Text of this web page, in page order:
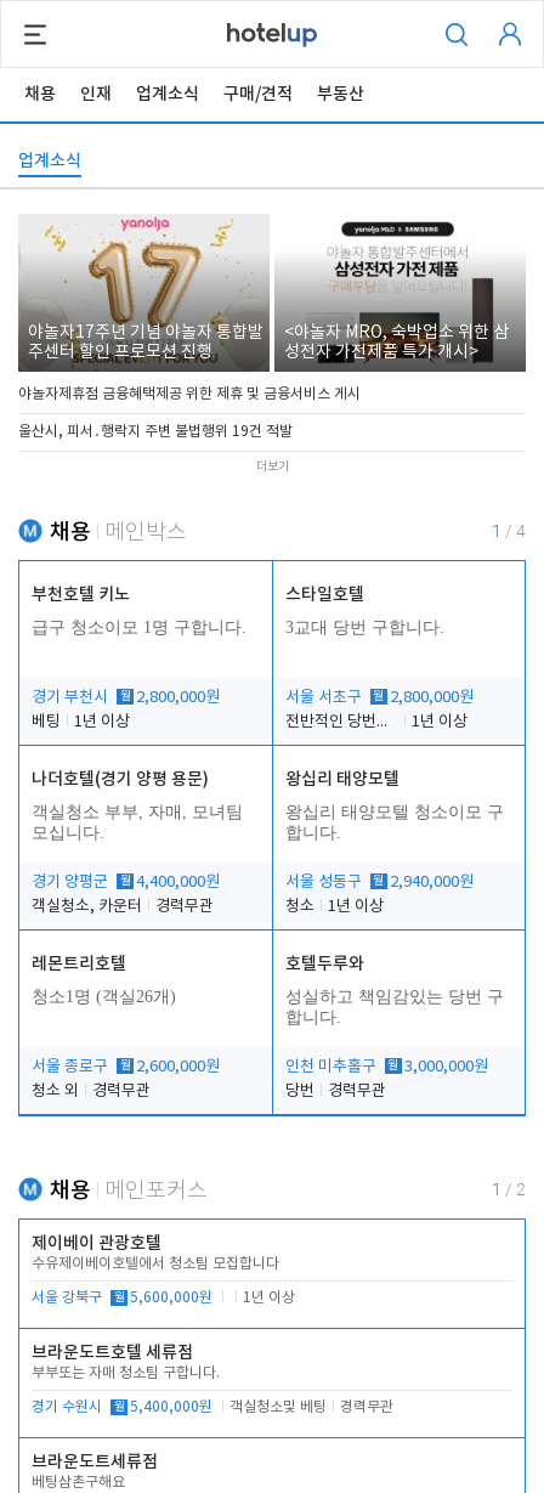
채용 인재 업계소식 구매/견적 부동산
업계소식
야놀자17주년 기념 야놀자 통합발
주센터 할인 프로모션 진행
<야놀자 MRO, 숙박업소 위한 삼
성전자 가전제품 특가 개시>
야놀자제휴점 금융혜택제공 위한 제휴 및 금융서비스 게시
울산시, 피서․행락지 주변 불법행위 19건 적발
더보기
채용 메인박스 1 / 4
부천호텔 키노
급구 청소이모 1명 구합니다.
경기 부천시 월 2,800,000원
베팅
1년 이상
스타일호텔
3교대 당번 구합니다.
서울 서초구 월 2,800,000원
전반적인 당번업무
1년 이상
나더호텔(경기 양평 용문)
객실청소 부부, 자매, 모녀팀
모십니다.
경기 양평군 월 4,400,000원
객실청소, 카운터
경력무관
왕십리 태양모텔
왕십리 태양모텔 청소이모 구
합니다.
서울 성동구 월 2,940,000원
청소
1년 이상
레몬트리호텔
청소1명 (객실26개)
서울 종로구 월 2,600,000원
청소 외
경력무관
호텔두루와
성실하고 책임감있는 당번 구
합니다.
인천 미추홀구 월 3,000,000원
당번
경력무관
채용 메인포커스 1 / 2
제이베이 관광호텔
수유제이베이호텔에서 청소팀 모집합니다
서울 강북구 월 5,600,000원 1년 이상
브라운도트호텔 세류점
부부또는 자매 청소팀 구합니다.
경기 수원시 월 5,400,000원 객실청소및 베팅 경력무관
브라운도트세류점
베팅삼촌구해요